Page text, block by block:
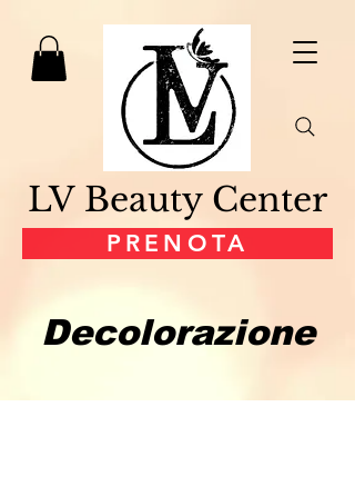
PRENOTA
LV Beauty Center
Decolorazione